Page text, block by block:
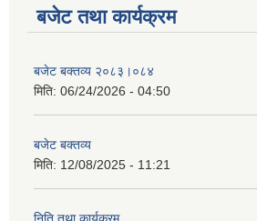
बजेट तथा कार्यक्रम
बजेट बक्तव्य २०८३।०८४
मिति: 06/24/2026 - 04:50
बजेट बक्तव्य
मिति: 12/08/2025 - 11:21